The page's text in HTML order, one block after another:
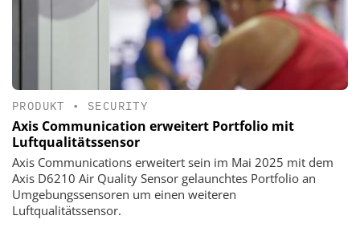
PRODUKT • SECURITY
Axis Communication erweitert Portfolio mit
Luftqualitätssensor
Axis Communications erweitert sein im Mai 2025 mit dem
Axis D6210 Air Quality Sensor gelaunchtes Portfolio an
Umgebungssensoren um einen weiteren
Luftqualitätssensor.